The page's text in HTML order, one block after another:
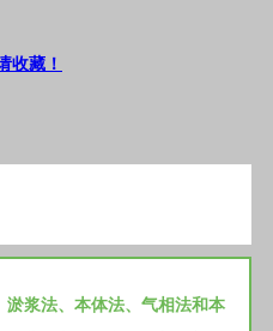
收藏！
淤浆法、本体法、气相法和本